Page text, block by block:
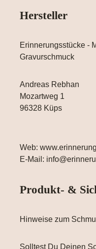
Hersteller
Erinnerungsstücke -
Gravurschmuck
Andreas Rebhan
Mozartweg 1
96328 Küps
Web:
E-Mail:
Produkt- &
Hinweise zum
Solltest Du Deinen